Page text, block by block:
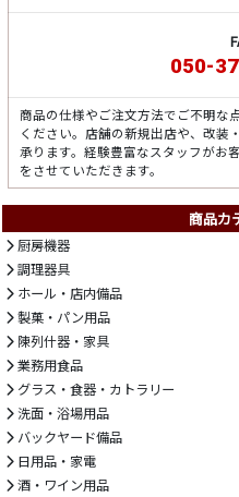
050-
商品の仕様やご注文方法でご不明な
ください。店舗の新規出店や、改装
承ります。経験豊富なスタッフがお
をさせていただきます。
商品カ
厨房機器
調理器具
ホール・店内備品
製菓・パン用品
陳列什器・家具
業務用食品
グラス・食器・カトラリー
洗面・浴場用品
バックヤード備品
日用品・家電
酒・ワイン用品